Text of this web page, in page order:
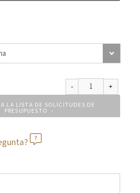
LA LISTA DE SOLICITUDES DE
PRESUPUESTO